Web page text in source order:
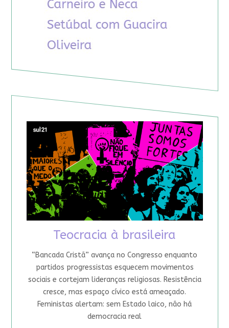
Teocracia à brasileira
“Bancada Cristã” avança no Congresso enquanto
partidos progressistas esquecem movimentos
sociais e cortejam lideranças religiosas. Resistência
cresce, mas espaço cívico está ameaçado.
Feministas alertam: sem Estado laico, não há
democracia real